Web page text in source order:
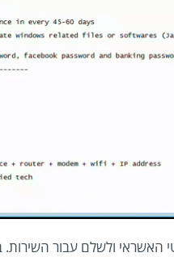
האשראי ולשלם עבור